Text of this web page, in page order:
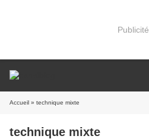
Publicité
Accueil » technique mixte
technique mixte